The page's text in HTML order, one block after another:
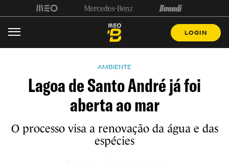
LOGIN
AMBIENTE
Lagoa de Santo André já foi
aberta ao mar
O processo visa a renovação da água e das
espécies